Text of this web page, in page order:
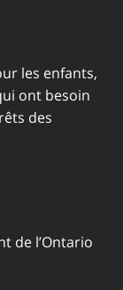
les enfants,
ont besoin
des
de l’Ontario